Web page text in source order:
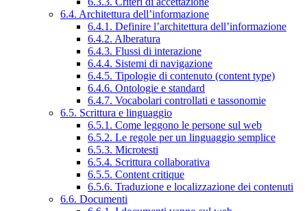
6.4. Architettura dell’informazione
6.4.1. Definire l’architettura dell’informazione
6.4.2. Alberatura
6.4.3. Flussi di interazione
6.4.4. Sistemi di navigazione
6.4.5. Tipologie di contenuto (content type)
6.4.6. Ontologie e standard
6.4.7. Vocabolari controllati e tassonomie
6.5. Scrittura e linguaggio
6.5.1. Come leggono le persone sul web
6.5.2. Le regole per un linguaggio semplice
6.5.3. Microtesti
6.5.4. Scrittura collaborativa
6.5.5. Content critique
6.5.6. Traduzione e localizzazione dei contenuti
6.6. Documenti